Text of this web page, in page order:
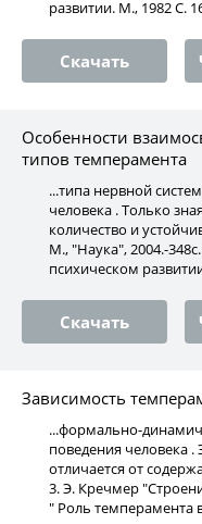
развитии. М., 1982 С.
Скачать
Особенности
типов темперамента
...типа нервной
человека . Только
количество и
М., "Наука", 2004.-
психическом
Скачать
Зависимость
...формально-
поведения человека
отличается от
3. Э. Кречмер
" Роль темперамента